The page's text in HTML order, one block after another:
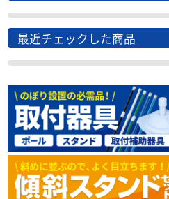
最近チェックした商品